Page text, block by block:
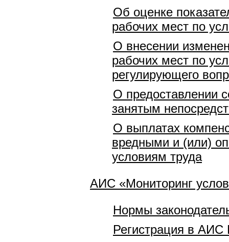
Об оценке
рабочих мест по
О внесении
рабочих мест по
регулирующего
О предоставлении
занятым
О выплатах
вредными и (или)
условиям труда
АИС «Мониторинг
Нормы
Регистрация в АИС